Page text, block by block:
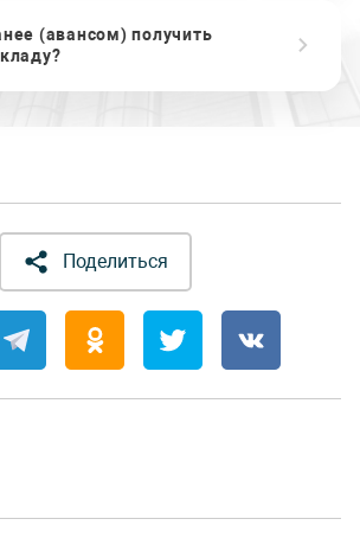
(авансом) получить
Поделиться